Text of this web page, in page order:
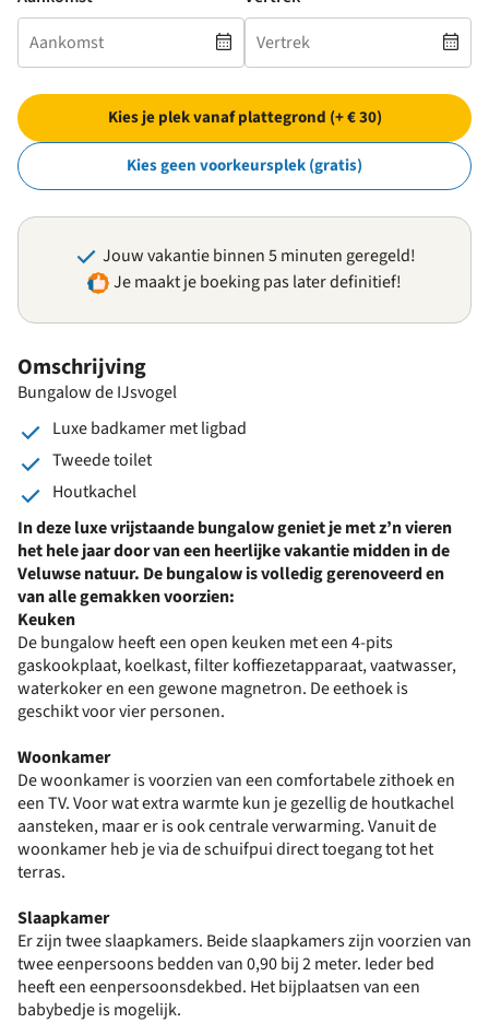
Omschrijving
Bungalow de IJsvogel
Luxe badkamer met ligbad
Tweede toilet
Houtkachel
In deze luxe vrijstaande bungalow geniet je met z’n vieren
het hele jaar door van een heerlijke vakantie midden in de
Veluwse natuur. De bungalow is volledig gerenoveerd en
van alle gemakken voorzien:
Keuken
De bungalow heeft een open keuken met een 4-pits
gaskookplaat, koelkast, filter koffiezetapparaat, vaatwasser,
waterkoker en een gewone magnetron. De eethoek is
geschikt voor vier personen.
Woonkamer
De woonkamer is voorzien van een comfortabele zithoek en
een TV. Voor wat extra warmte kun je gezellig de houtkachel
aansteken, maar er is ook centrale verwarming. Vanuit de
woonkamer heb je via de schuifpui direct toegang tot het
terras.
Slaapkamer
Er zijn twee slaapkamers. Beide slaapkamers zijn voorzien van
twee eenpersoons bedden van 0,90 bij 2 meter. Ieder bed
heeft een eenpersoonsdekbed. Het bijplaatsen van een
babybedje is mogelijk.
Kies je plek vanaf plattegrond (+ € 30)
Kies geen voorkeursplek (gratis)
Jouw vakantie binnen 5 minuten geregeld!
Je maakt je boeking pas later definitief!